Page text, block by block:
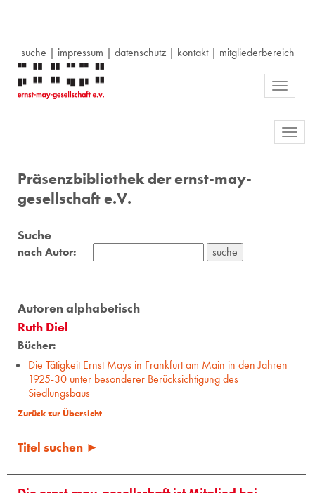
suche | impressum | datenschutz| kontakt| mitgliederbereich
Toggle
Präsenzbibliothek der ernst-may-
gesellschaft e.V.
Suche
nach Autor:
Autoren alphabetisch
Ruth Diel
Bücher:
Die Tätigkeit Ernst Mays in Frankfurt am Main in den Jahren
1925-30 unter besonderer Berücksichtigung des
Siedlungsbaus
Zurück zur Übersicht
Titel suchen ►